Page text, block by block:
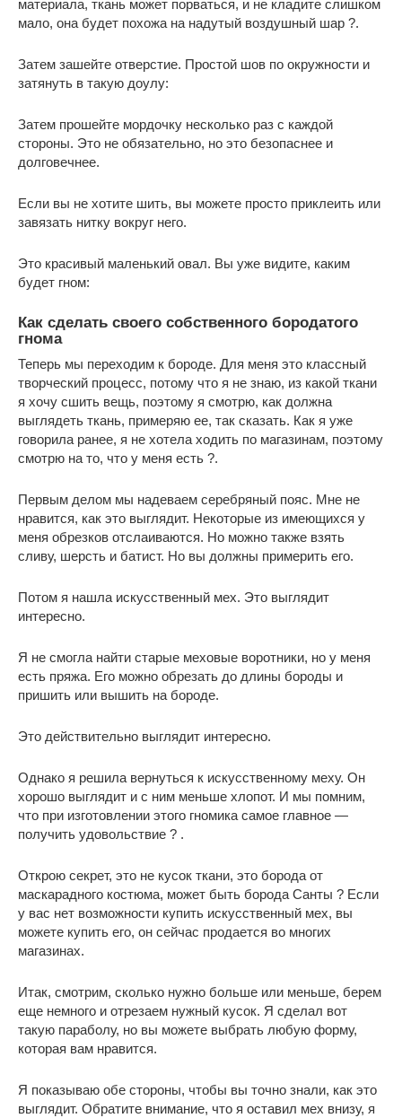
материала, ткань может порваться, и не кладите слишком
мало, она будет похожа на надутый воздушный шар ?.
Затем зашейте отверстие. Простой шов по окружности и
затянуть в такую доулу:
Затем прошейте мордочку несколько раз с каждой
стороны. Это не обязательно, но это безопаснее и
долговечнее.
Если вы не хотите шить, вы можете просто приклеить или
завязать нитку вокруг него.
Это красивый маленький овал. Вы уже видите, каким
будет гном:
Как сделать своего собственного бородатого
гнома
Теперь мы переходим к бороде. Для меня это классный
творческий процесс, потому что я не знаю, из какой ткани
я хочу сшить вещь, поэтому я смотрю, как должна
выглядеть ткань, примеряю ее, так сказать. Как я уже
говорила ранее, я не хотела ходить по магазинам, поэтому
смотрю на то, что у меня есть ?.
Первым делом мы надеваем серебряный пояс. Мне не
нравится, как это выглядит. Некоторые из имеющихся у
меня обрезков отслаиваются. Но можно также взять
сливу, шерсть и батист. Но вы должны примерить его.
Потом я нашла искусственный мех. Это выглядит
интересно.
Я не смогла найти старые меховые воротники, но у меня
есть пряжа. Его можно обрезать до длины бороды и
пришить или вышить на бороде.
Это действительно выглядит интересно.
Однако я решила вернуться к искусственному меху. Он
хорошо выглядит и с ним меньше хлопот. И мы помним,
что при изготовлении этого гномика самое главное —
получить удовольствие ? .
Открою секрет, это не кусок ткани, это борода от
маскарадного костюма, может быть борода Санты ? Если
у вас нет возможности купить искусственный мех, вы
можете купить его, он сейчас продается во многих
магазинах.
Итак, смотрим, сколько нужно больше или меньше, берем
еще немного и отрезаем нужный кусок. Я сделал вот
такую параболу, но вы можете выбрать любую форму,
которая вам нравится.
Я показываю обе стороны, чтобы вы точно знали, как это
выглядит. Обратите внимание, что я оставил мех внизу, я